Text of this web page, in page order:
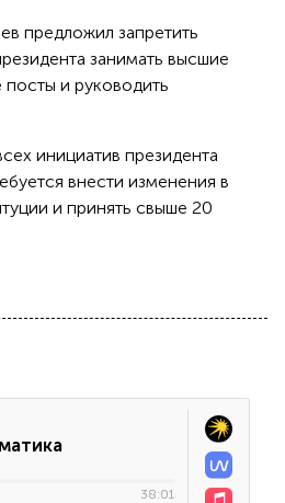
предложил запретить
занимать высшие
посты и руководить
инициатив президента
внести изменения в
и принять свыше 20
38:01